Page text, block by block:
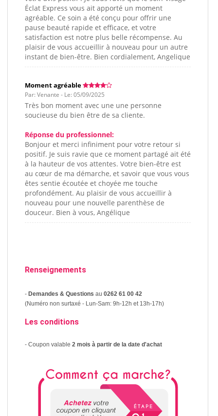
Éclat Express vous ait apporté un moment
agréable. Ce soin a été conçu pour offrir une
pause beauté rapide et efficace, et votre
satisfaction est notre plus belle récompense. Au
plaisir de vous accueillir à nouveau pour un autre
instant de bien-être. Bien cordialement, Angelique
Moment agréable
Par: Venante - Le: 05/09/2025
Très bon moment avec une une personne
soucieuse du bien être de sa cliente.
Réponse du professionnel:
Bonjour et merci infiniment pour votre retour si
positif. Je suis ravie que ce moment partagé ait été
à la hauteur de vos attentes. Votre bien-être est
au cœur de ma démarche, et savoir que vous vous
êtes sentie écoutée et choyée me touche
profondément. Au plaisir de vous accueillir à
nouveau pour une nouvelle parenthèse de
douceur. Bien à vous, Angélique
Renseignements
- Demandes & Questions au 0262 61 00 42
(Numéro non surtaxé - Lun-Sam: 9h-12h et 13h-17h)
Les conditions
- Coupon valable 2 mois à partir de la date d'achat